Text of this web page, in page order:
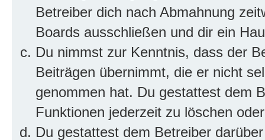
Betreiber dich nach Abmahnung
Boards ausschließen und dir ein
Du nimmst zur Kenntnis, dass der
Beiträgen übernimmt, die er nicht
genommen hat. Du gestattest dem
Funktionen jederzeit zu löschen
Du gestattest dem Betreiber